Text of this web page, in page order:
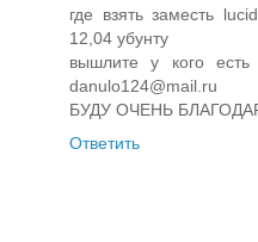
где взять заместь
12,04 убунту
вышлите у кого
danulo124@mail.ru
БУДУ ОЧЕНЬ
Ответить